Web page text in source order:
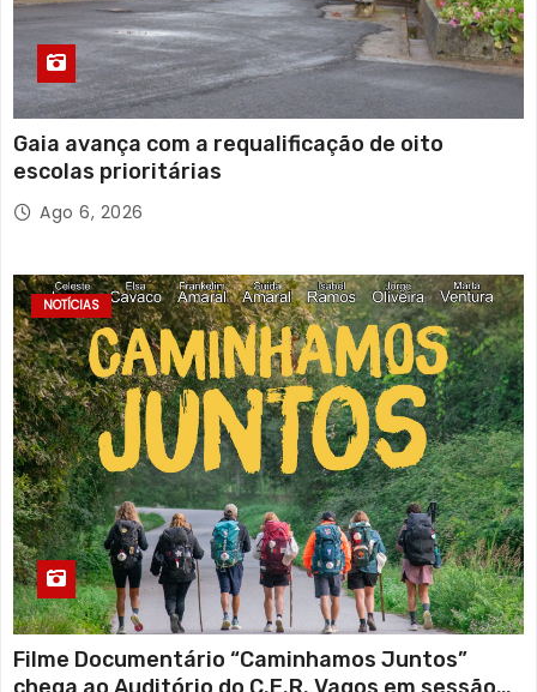
Gaia avança com a requalificação de oito
escolas prioritárias
Ago 6, 2026
NOTÍCIAS
Filme Documentário “Caminhamos Juntos”